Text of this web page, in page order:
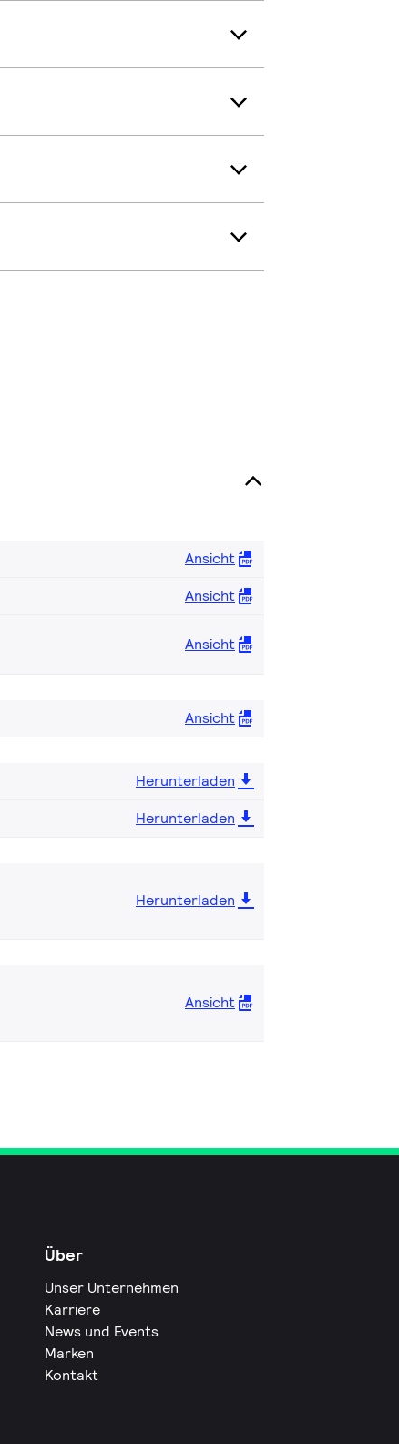
Ansicht
Ansicht
Ansicht
Ansicht
Herunterladen
Herunterladen
Herunterladen
Ansicht
Über
Unser Unternehmen
Karriere
News und Events
Marken
Kontakt